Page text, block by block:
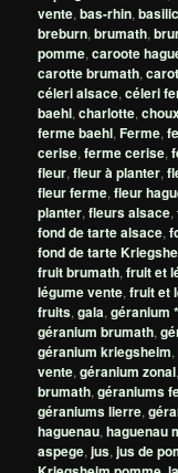
vente,bas-rhin,basilic
breburn,brumath,
pomme,caroote
carotte brumath,
céleri alsace,céleri
baehl,charlotte,
ferme baehl,Ferme,
cerise,ferme cerise,
fleur,fleur à planter,
fleur ferme,fleur
planter,fleurs alsace,
fond de tarte alsace,
fond de tarte
fruit brumath,fruit et
légume vente,fruit et
fruits,gala,géranium *
géranium brumath,
géranium kriegsheim,
vente,géranium zonal
brumath,géraniums
géraniums lierre,
haguenau,haguenau
aspege,jus,jus de